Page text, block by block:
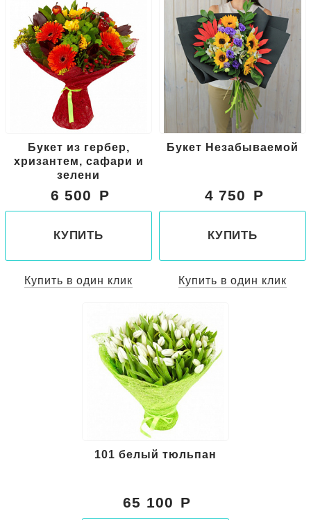
Букет из гербер,
хризантем, сафари и
зелени
6 500
КУПИТЬ
Купить в один клик
Букет Незабываемой
4 750
КУПИТЬ
Купить в один клик
101 белый тюльпан
65 100